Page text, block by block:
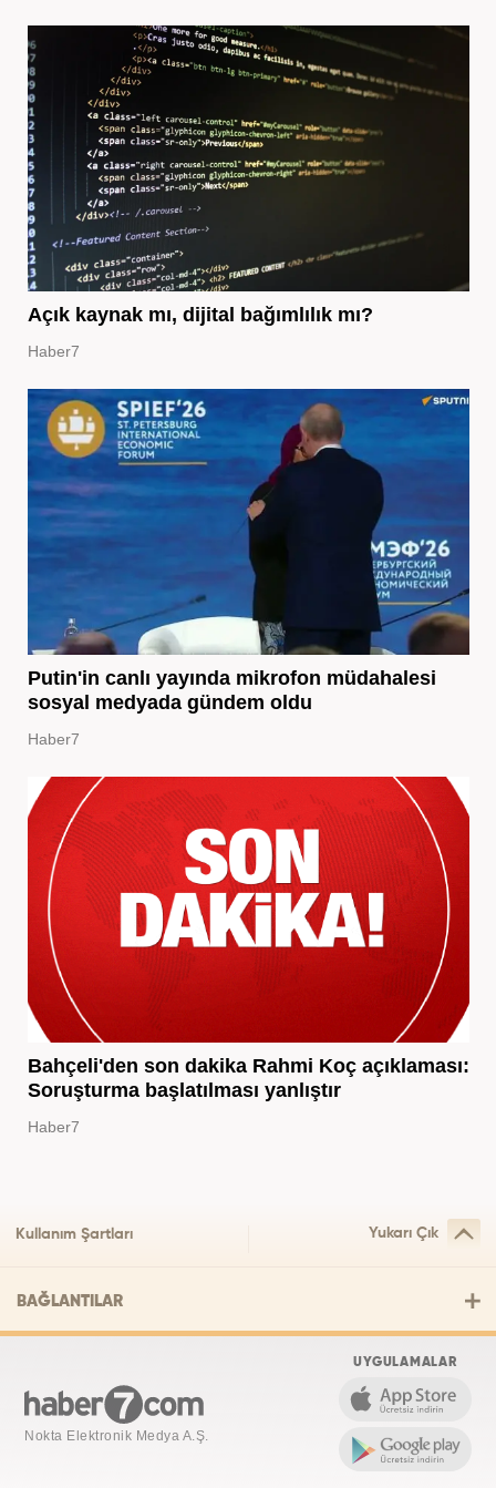
Açık kaynak mı, dijital bağımlılık mı?
Haber7
Putin'in canlı yayında mikrofon müdahalesi
sosyal medyada gündem oldu
Haber7
Bahçeli'den son dakika Rahmi Koç açıklaması:
Soruşturma başlatılması yanlıştır
Haber7
Kullanım Şartları Yukarı Çık
BAĞLANTILAR
Nokta Elektronik Medya A.Ş.
UYGULAMALAR